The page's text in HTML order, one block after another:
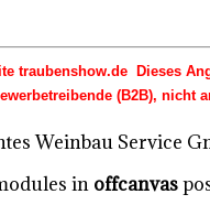
traubenshow.de Dieses
(B2B), nicht
Weinbau Service
in offcanvas